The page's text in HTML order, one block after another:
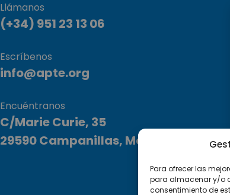
Para ofrecer las
para almacenar y/o
consentimiento de
Llámanos
(+34) 951 23 13 06
Escríbenos
info@apte.org
Encuéntranos
C/Marie Curie, 35
29590 Campanillas, Málaga